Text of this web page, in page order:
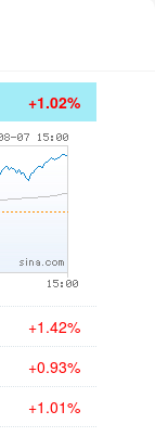
+1.02%
+1.42%
+0.93%
+1.01%